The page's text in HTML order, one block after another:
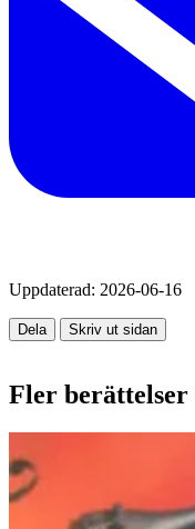
Uppdaterad: 2026-06-16
Dela Skriv ut sidan
Fler berättelser